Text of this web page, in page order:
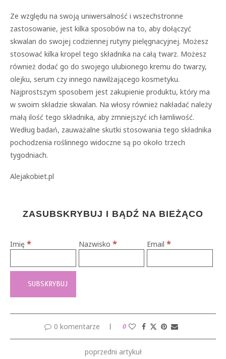
Ze względu na swoją uniwersalność i wszechstronne
zastosowanie, jest kilka sposobów na to, aby dołączyć
skwalan do swojej codziennej rutyny pielęgnacyjnej. Możesz
stosować kilka kropel tego składnika na całą twarz. Możesz
również dodać go do swojego ulubionego kremu do twarzy,
olejku, serum czy innego nawilżającego kosmetyku.
Najprostszym sposobem jest zakupienie produktu, który ma
w swoim składzie skwalan. Na włosy również nakładać należy
małą ilość tego składnika, aby zmniejszyć ich łamliwość.
Według badań, zauważalne skutki stosowania tego składnika
pochodzenia roślinnego widoczne są po około trzech
tygodniach.
Alejakobiet.pl
ZASUBSKRYBUJ I BĄDŹ NA BIEŻĄCO
Imię * Nazwisko * Email*
0 komentarze 0
poprzedni artykuł